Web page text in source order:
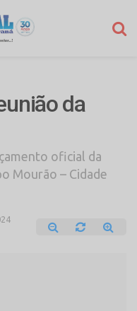
da
oficial da
Mourão – Cidade